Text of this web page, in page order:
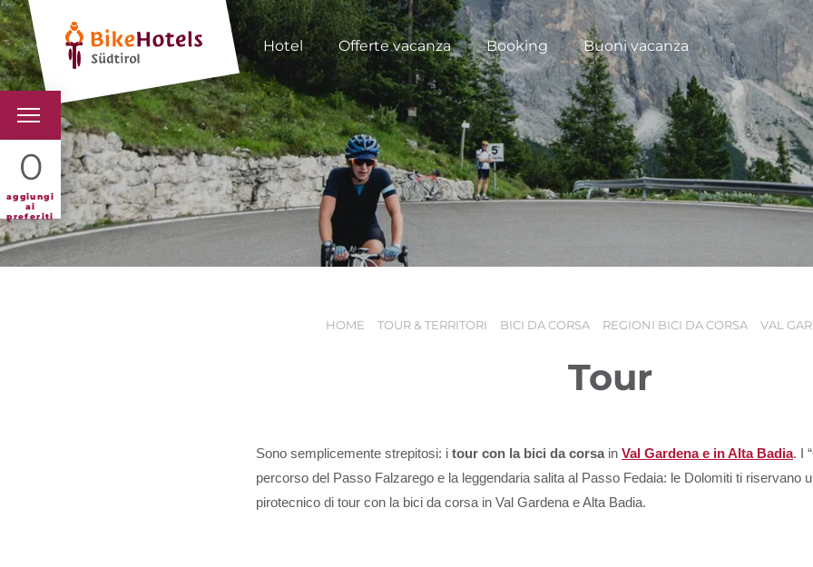
Hotel Offerte vacanza Booking Buoni vacanza
0
aggiungi
ai
preferiti
BIKEHOTELS
HOTELS & PACCHETTI
TOUR & TERRITORI
HOME TOUR & TERRITORI BICI DA CORSA REGIONI BICI DA CORSA VAL
Tour
Sono semplicemente strepitosi: i tour con la bici da corsa in Val Gardena e in Alta Badia. I
percorso del Passo Falzarego e la leggendaria salita al Passo Fedaia: le Dolomiti ti riservano
pirotecnico di tour con la bici da corsa in Val Gardena e Alta Badia.